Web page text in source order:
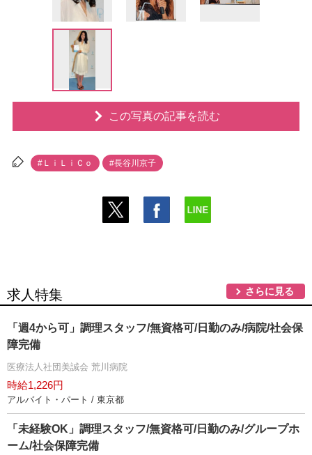
この写真の記事を読む
#ＬｉＬｉＣｏ #長谷川京子
求人特集 さらに見る
「週4から可」調理スタッフ/無資格可/日勤のみ/病院/社会保
障完備
医療法人社団美誠会 荒川病院
時給1,226円
アルバイト・パート / 東京都
「未経験OK」調理スタッフ/無資格可/日勤のみ/グループホ
ーム/社会保障完備